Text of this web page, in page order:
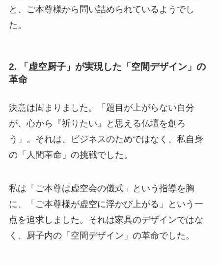
と、ご本尊様から問い詰められているようでし
た。
2. 「虚空厨子」が実現した「空間デザイン」の
革命
決意は固まりました。「題目が上がらない自分
が、心から『祈りたい』と思える仏壇を創ろ
う」。それは、ビジネスのためではなく、私自身
の「人間革命」の挑戦でした。
私は「ご本尊は虚空会の儀式」という指導を胸
に、「ご本尊様が虚空に浮かび上がる」という一
点を追求しました。それは家具のデザインではな
く、厨子内の「空間デザイン」の革命でした。